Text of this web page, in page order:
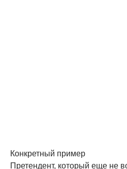
Конкретный пример
Претендент, который еще не